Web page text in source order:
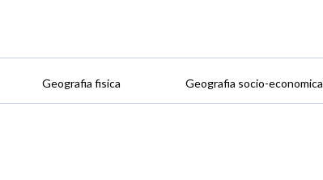
Geografia fisica Geografia socio-economica